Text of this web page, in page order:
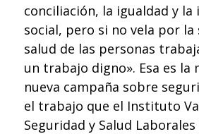
conciliación, la igualdad y la
social, pero si no vela por la
salud de las personas
un trabajo digno». Esa es la
nueva campaña sobre
el trabajo que el Instituto
Seguridad y Salud Laborales